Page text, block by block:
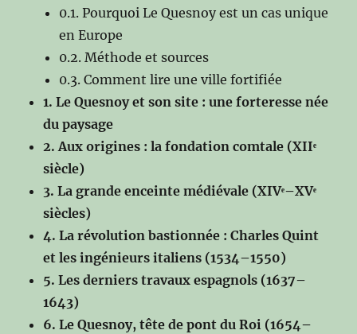
0.1. Pourquoi Le Quesnoy est un cas unique
en Europe
0.2. Méthode et sources
0.3. Comment lire une ville fortifiée
1. Le Quesnoy et son site : une forteresse née
du paysage
2. Aux origines : la fondation comtale (XIIᵉ
siècle)
3. La grande enceinte médiévale (XIVᵉ–XVᵉ
siècles)
4. La révolution bastionnée : Charles Quint
et les ingénieurs italiens (1534–1550)
5. Les derniers travaux espagnols (1637–
1643)
6. Le Quesnoy, tête de pont du Roi (1654–